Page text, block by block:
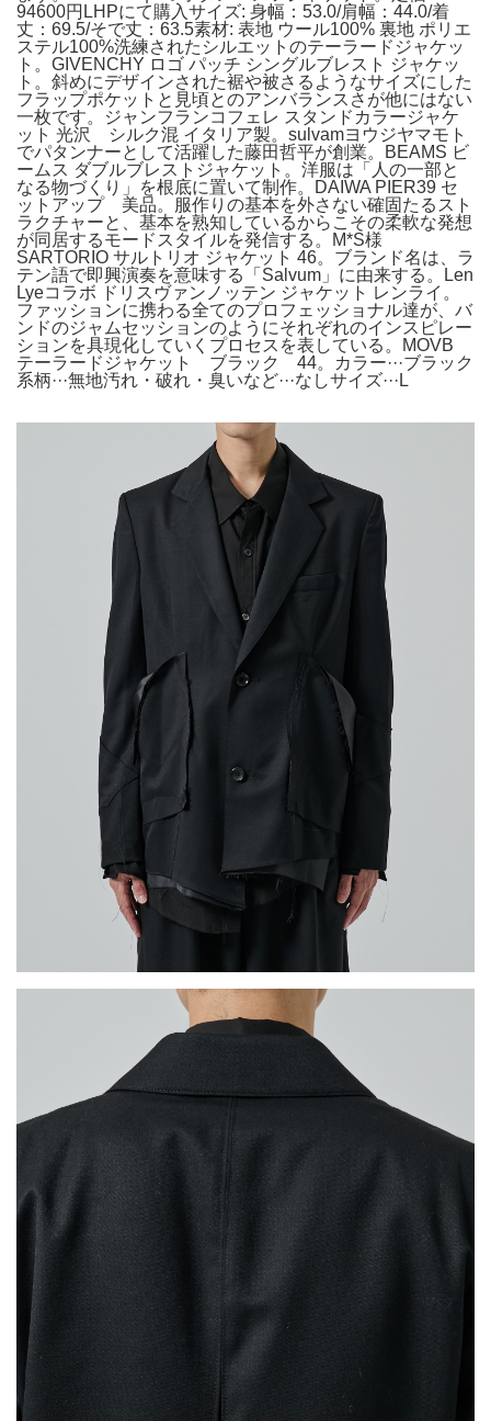
94600円LHPにて購入サイズ: 身幅：53.0/肩幅：44.0/着
丈：69.5/そで丈：63.5素材: 表地 ウール100% 裏地 ポリエ
ステル100%洗練されたシルエットのテーラードジャケッ
ト。GIVENCHY ロゴ パッチ シングルブレスト ジャケッ
ト。斜めにデザインされた裾や被さるようなサイズにした
フラップポケットと見頃とのアンバランスさが他にはない
一枚です。ジャンフランコフェレ スタンドカラージャケ
ット 光沢 シルク混 イタリア製。sulvamヨウジヤマモト
でパタンナーとして活躍した藤田哲平が創業。BEAMS ビ
ームス ダブルブレストジャケット。洋服は「人の一部と
なる物づくり」を根底に置いて制作。DAIWA PIER39 セ
ットアップ 美品。服作りの基本を外さない確固たるスト
ラクチャーと、基本を熟知しているからこその柔軟な発想
が同居するモードスタイルを発信する。M*S様
SARTORIO サルトリオ ジャケット 46。ブランド名は、ラ
テン語で即興演奏を意味する「Salvum」に由来する。Len
Lyeコラボ ドリスヴァンノッテン ジャケット レンライ。
ファッションに携わる全てのプロフェッショナル達が、バ
ンドのジャムセッションのようにそれぞれのインスピレー
ションを具現化していくプロセスを表している。MOVB
テーラードジャケット ブラック 44。カラー···ブラック
系柄···無地汚れ・破れ・臭いなど···なしサイズ···L